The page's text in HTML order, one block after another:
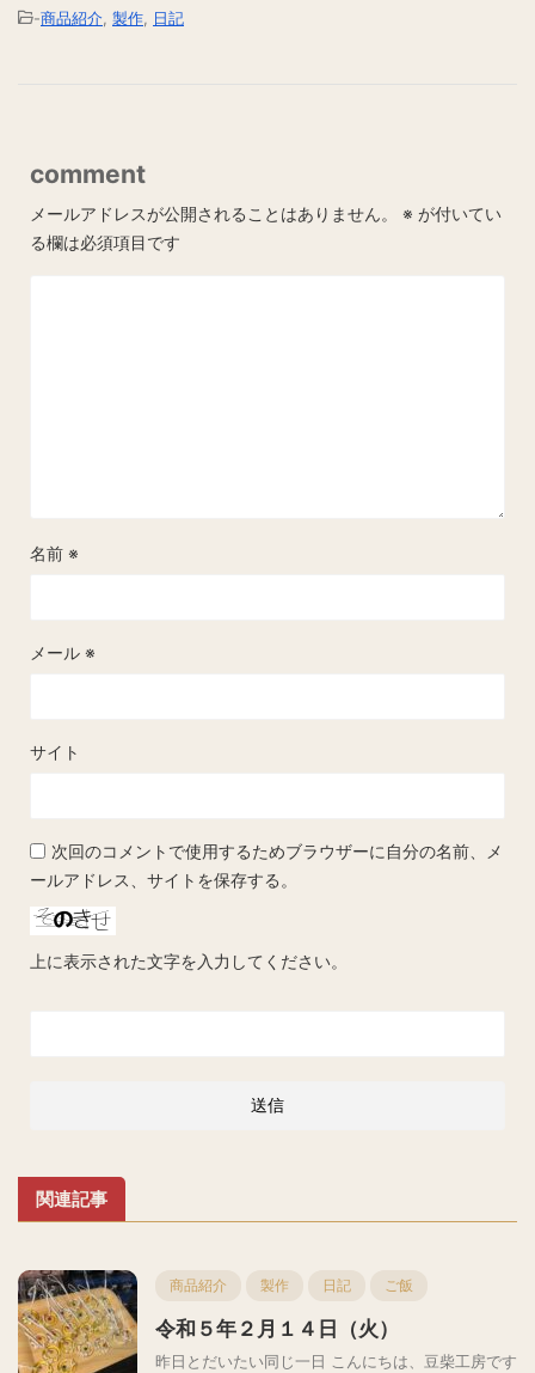
-商品紹介 製作 日記
comment
メールアドレスが公開されることはありません。 ※ が付いてい
る欄は必須項目です
名前 ※
メール ※
サイト
次回のコメントで使用するためブラウザーに自分の名前、メ
ールアドレス、サイトを保存する。
上に表示された文字を入力してください。
関連記事
商品紹介 製作 日記 ご飯
令和５年２月１４日（火）
昨日とだいたい同じ一日 こんにちは、豆柴工房です